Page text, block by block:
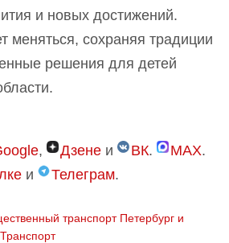
и новых достижений.
меняться, сохраняя традиции
решения для детей
, Дзене и ВК. MAX.
и Телеграм.
транспорт Петербург и
Транспорт